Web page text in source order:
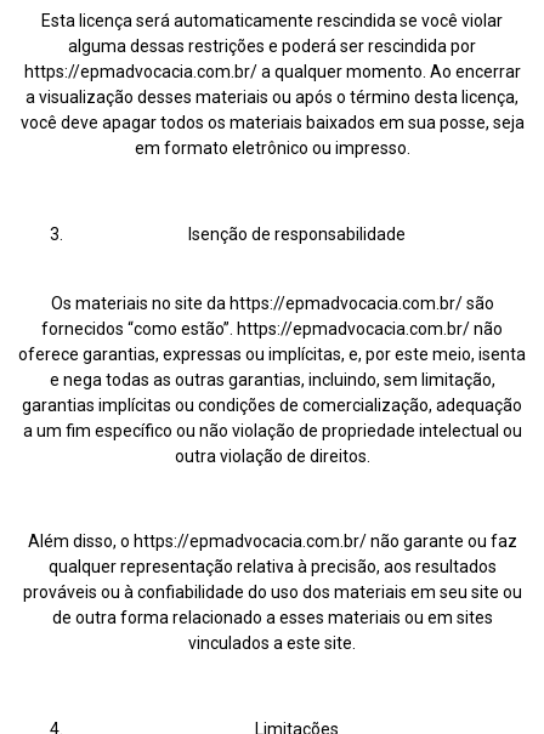
Esta licença será automaticamente rescindida se você violar
alguma dessas restrições e poderá ser rescindida por
https://epmadvocacia.com.br/ a qualquer momento. Ao encerrar
a visualização desses materiais ou após o término desta licença,
você deve apagar todos os materiais baixados em sua posse, seja
em formato eletrônico ou impresso.
Isenção de responsabilidade
Os materiais no site da https://epmadvocacia.com.br/ são
fornecidos “como estão”. https://epmadvocacia.com.br/ não
oferece garantias, expressas ou implícitas, e, por este meio, isenta
e nega todas as outras garantias, incluindo, sem limitação,
garantias implícitas ou condições de comercialização, adequação
a um fim específico ou não violação de propriedade intelectual ou
outra violação de direitos.
Além disso, o https://epmadvocacia.com.br/ não garante ou faz
qualquer representação relativa à precisão, aos resultados
prováveis ou à confiabilidade do uso dos materiais em seu site ou
de outra forma relacionado a esses materiais ou em sites
vinculados a este site.
Limitações